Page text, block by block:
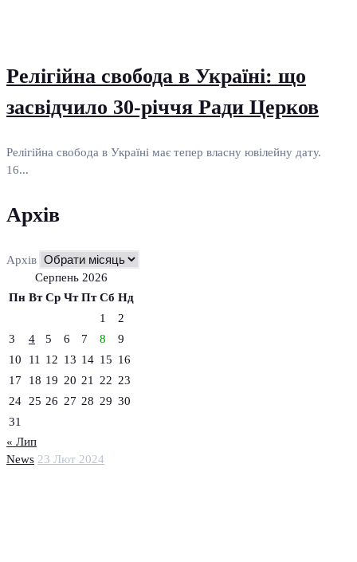
News 23 Лют 2024
Релігійна свобода в Україні: що
засвідчило 30-річчя Ради Церков
Релігійна свобода в Україні має тепер власну ювілейну дату.
16...
Архів
Архів
Серпень 2026
Пн Вт Ср Чт Пт Сб Нд
1
2
3
4 5 6 7 8
9
10
11 12 13 14 15 16
17
18 19 20 21 22 23
24
25 26 27 28 29 30
31
« Лип